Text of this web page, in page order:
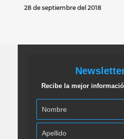
28 de septiembre del 2018
Recibe la mejor